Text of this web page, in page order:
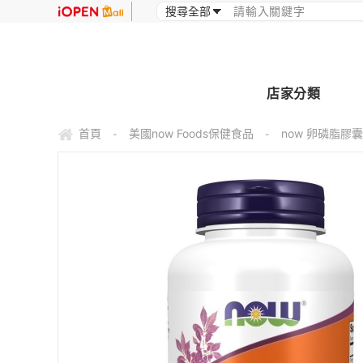
店家分類
首頁 - 美國now Foods保健食品 - now 卵磷脂膠